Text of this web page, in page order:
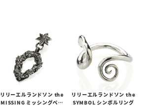
リリーエルランドソン the
MISSING ミッシングペン
リリーエルランドソン the
SYMBOL シンボルリング